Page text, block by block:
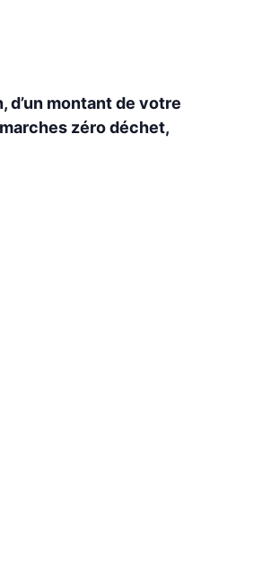
montant de votre
zéro déchet,